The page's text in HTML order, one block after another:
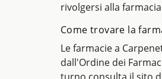
rivolgersi alla
Come trovare la
Le farmacie a
dall'Ordine dei